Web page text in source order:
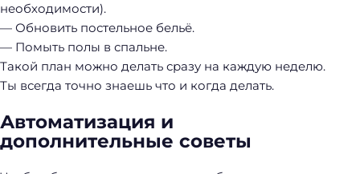
необходимости).
— Обновить постельное бельё.
— Помыть полы в спальне.
Такой план можно делать сразу на каждую неделю.
Ты всегда точно знаешь что и когда делать.
Автоматизация и
дополнительные советы
Н
а
й
т
и